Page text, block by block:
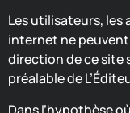
Les utilisateurs, les
internet ne
direction de ce site
préalable de